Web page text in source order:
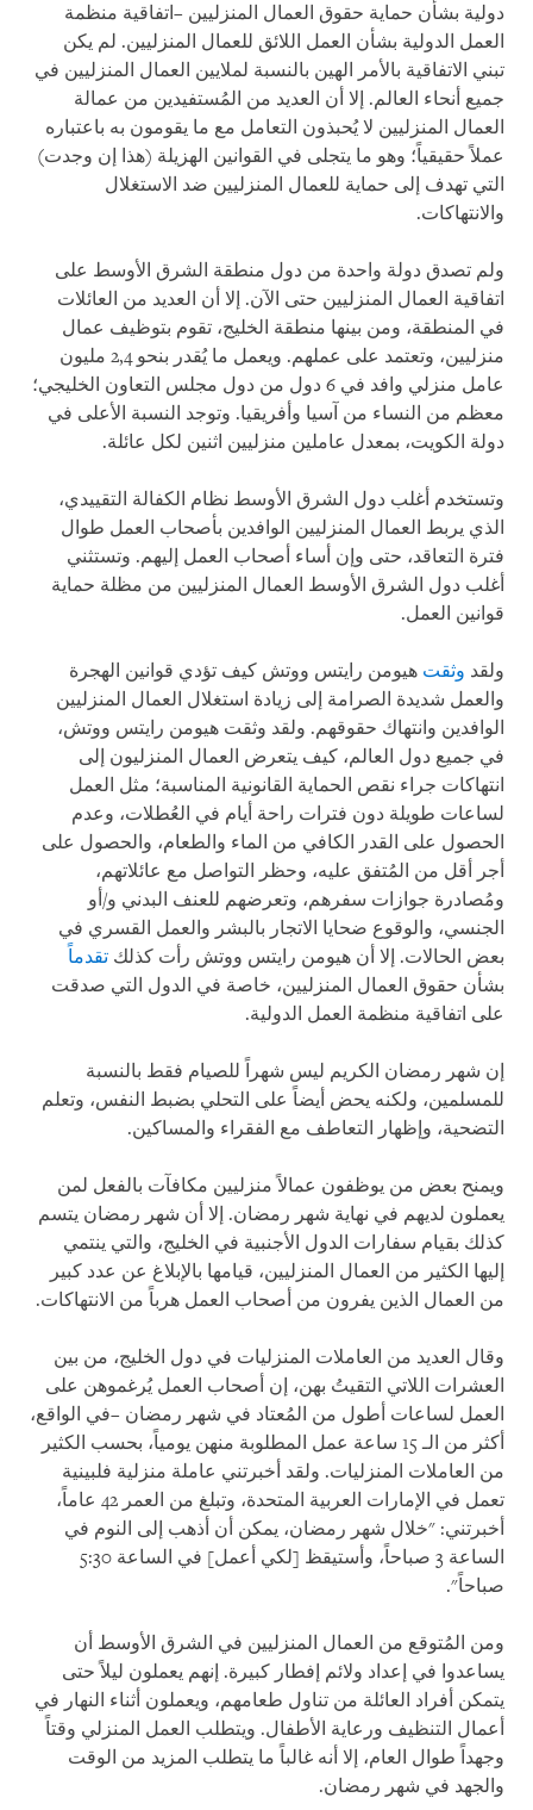
دولية بشأن حماية حقوق العمال المنزليين –اتفاقية منظمة
العمل الدولية بشأن العمل اللائق للعمال المنزليين. لم يكن
تبني الاتفاقية بالأمر الهين بالنسبة لملايين العمال المنزليين في
جميع أنحاء العالم. إلا أن العديد من المُستفيدين من عمالة
العمال المنزليين لا يُحبذون التعامل مع ما يقومون به باعتباره
عملاً حقيقياً؛ وهو ما يتجلى في القوانين الهزيلة (هذا إن وجدت)
التي تهدف إلى حماية للعمال المنزليين ضد الاستغلال
والانتهاكات.
ولم تصدق دولة واحدة من دول منطقة الشرق الأوسط على
اتفاقية العمال المنزليين حتى الآن. إلا أن العديد من العائلات
في المنطقة، ومن بينها منطقة الخليج، تقوم بتوظيف عمال
منزليين، وتعتمد على عملهم. ويعمل ما يُقدر بنحو 2,4 مليون
عامل منزلي وافد في 6 دول من دول مجلس التعاون الخليجي؛
معظم من النساء من آسيا وأفريقيا. وتوجد النسبة الأعلى في
دولة الكويت، بمعدل عاملين منزليين اثنين لكل عائلة.
وتستخدم أغلب دول الشرق الأوسط نظام الكفالة التقييدي،
الذي يربط العمال المنزليين الوافدين بأصحاب العمل طوال
فترة التعاقد، حتى وإن أساء أصحاب العمل إليهم. وتستثني
أغلب دول الشرق الأوسط العمال المنزليين من مظلة حماية
قوانين العمل.
ولقد وثقت هيومن رايتس ووتش كيف تؤدي قوانين الهجرة
والعمل شديدة الصرامة إلى زيادة استغلال العمال المنزليين
الوافدين وانتهاك حقوقهم. ولقد وثقت هيومن رايتس ووتش،
في جميع دول العالم، كيف يتعرض العمال المنزليون إلى
انتهاكات جراء نقص الحماية القانونية المناسبة؛ مثل العمل
لساعات طويلة دون فترات راحة أيام في العُطلات، وعدم
الحصول على القدر الكافي من الماء والطعام، والحصول على
أجر أقل من المُتفق عليه، وحظر التواصل مع عائلاتهم،
ومُصادرة جوازات سفرهم، وتعرضهم للعنف البدني و/أو
الجنسي، والوقوع ضحايا الاتجار بالبشر والعمل القسري في
بعض الحالات. إلا أن هيومن رايتس ووتش رأت كذلك تقدماً
بشأن حقوق العمال المنزليين، خاصة في الدول التي صدقت
على اتفاقية منظمة العمل الدولية.
إن شهر رمضان الكريم ليس شهراً للصيام فقط بالنسبة
للمسلمين، ولكنه يحض أيضاً على التحلي بضبط النفس، وتعلم
التضحية، وإظهار التعاطف مع الفقراء والمساكين.
ويمنح بعض من يوظفون عمالاً منزليين مكافآت بالفعل لمن
يعملون لديهم في نهاية شهر رمضان. إلا أن شهر رمضان يتسم
كذلك بقيام سفارات الدول الأجنبية في الخليج، والتي ينتمي
إليها الكثير من العمال المنزليين، قيامها بالإبلاغ عن عدد كبير
من العمال الذين يفرون من أصحاب العمل هرباً من الانتهاكات.
وقال العديد من العاملات المنزليات في دول الخليج، من بين
العشرات اللاتي التقيتُ بهن، إن أصحاب العمل يُرغموهن على
العمل لساعات أطول من المُعتاد في شهر رمضان –في الواقع،
أكثر من الـ 15 ساعة عمل المطلوبة منهن يومياً، بحسب الكثير
من العاملات المنزليات. ولقد أخبرتني عاملة منزلية فلبينية
تعمل في الإمارات العربية المتحدة، وتبلغ من العمر 42 عاماً،
أخبرتني: "خلال شهر رمضان، يمكن أن أذهب إلى النوم في
الساعة 3 صباحاً، وأستيقظ [لكي أعمل] في الساعة 5:30
صباحاً".
ومن المُتوقع من العمال المنزليين في الشرق الأوسط أن
يساعدوا في إعداد ولائم إفطار كبيرة. إنهم يعملون ليلاً حتى
يتمكن أفراد العائلة من تناول طعامهم، ويعملون أثناء النهار في
أعمال التنظيف ورعاية الأطفال. ويتطلب العمل المنزلي وقتاً
وجهداً طوال العام، إلا أنه غالباً ما يتطلب المزيد من الوقت
والجهد في شهر رمضان.